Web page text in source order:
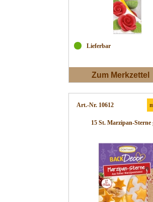
Lieferbar
Zum Merkzettel
Art.-Nr. 10612
15 St. Marzipan-Sterne